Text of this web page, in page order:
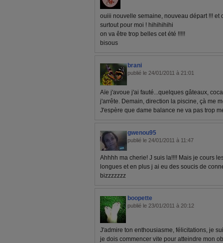
ouiii nouvelle semaine, nouveau départ !!! et
surtout pour moi ! hihihihihi
on va être trop belles cet été !!!!!
bisous
brani
publié le 24/01/2011 à 21:01
Aïe j'avoue j'ai fauté...quelques gâteaux,
j'arrête. Demain, direction la piscine, çà me
J'espère que dame balance ne va pas trop
gwenou95
publié le 24/01/2011 à 11:47
Ahhhh ma cherie! J suis la!!!! Mais je cours
longues et en plus j ai eu des soucis de
bizzzzzzz
boopette
publié le 23/01/2011 à 20:12
J'admire ton enthousiasme, félicitations, je
je dois commencer vite pour atteindre mon